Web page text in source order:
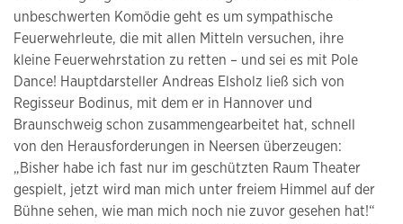
unbeschwerten Komödie geht es um sympathische
Feuerwehrleute, die mit allen Mitteln versuchen, ihre
kleine Feuerwehrstation zu retten – und sei es mit Pole
Dance! Hauptdarsteller Andreas Elsholz ließ sich von
Regisseur Bodinus, mit dem er in Hannover und
Braunschweig schon zusammengearbeitet hat, schnell
von den Herausforderungen in Neersen überzeugen:
„Bisher habe ich fast nur im geschützten Raum Theater
gespielt, jetzt wird man mich unter freiem Himmel auf der
Bühne sehen, wie man mich noch nie zuvor gesehen hat!“